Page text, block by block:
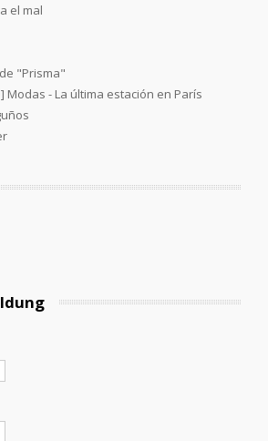
el mal
"Prisma"
Modas - La última estación en París